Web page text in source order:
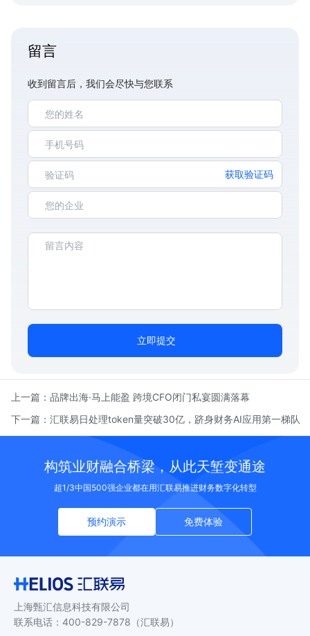
留言
收到留言后，我们会尽快与您联系
获取验证码
立即提交
上一篇： 品牌出海·马上能盈 跨境CFO闭门私宴圆满落幕
下一篇： 汇联易日处理token量突破30亿，跻身财务AI应用第一梯队
构筑业财融合桥梁，从此天堑变通途
超1/3中国500强企业都在用汇联易推进财务数字化转型
预约演示 免费体验
上海甄汇信息科技有限公司
联系电话 ： 400-829-7878 （汇联易）